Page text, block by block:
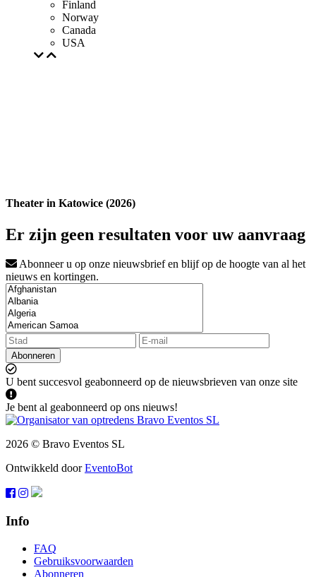
Finland
Norway
Canada
USA
Theater in Katowice (2026)
Er zijn geen resultaten voor uw aanvraag
Abonneer u op onze nieuwsbrief en blijf op de hoogte van al het
nieuws en kortingen.
Abonneren
U bent succesvol geabonneerd op de nieuwsbrieven van onze site
Je bent al geabonneerd op ons nieuws!
2026 © Bravo Eventos SL
Ontwikkeld doorEventoBot
Info
FAQ
Gebruiksvoorwaarden
Abonneren